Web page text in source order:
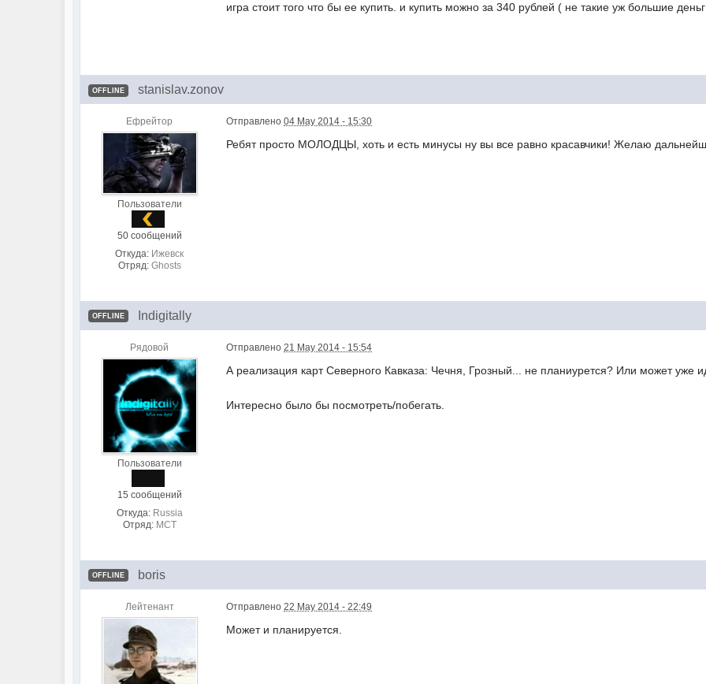
игра стоит того что бы ее купить. и купить можно за 340 рублей ( не такие уж большие
OFFLINE stanislav.zonov
Ефрейтор
Пользователи
50 сообщений
Откуда: Ижевск
Отряд: Ghosts
Отправлено 04 May 2014 - 15:30
Ребят просто МОЛОДЦЫ, хоть и есть минусы ну вы все равно красавчики! Желаю
OFFLINE Indigitally
Рядовой
Пользователи
15 сообщений
Откуда: Russia
Отряд: MCT
Отправлено 21 May 2014 - 15:54
А реализация карт Северного Кавказа: Чечня, Грозный... не планиурется? Или может уже
Интересно было бы посмотреть/побегать.
OFFLINE boris
Лейтенант Отправлено 22 May 2014 - 22:49
Может и планируется.